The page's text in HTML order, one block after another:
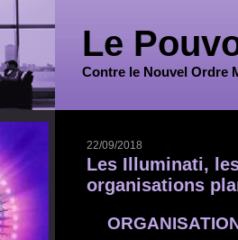
Le
Contre le Nouvel Ordre
22/09/2018
Les Illuminati,
organisations